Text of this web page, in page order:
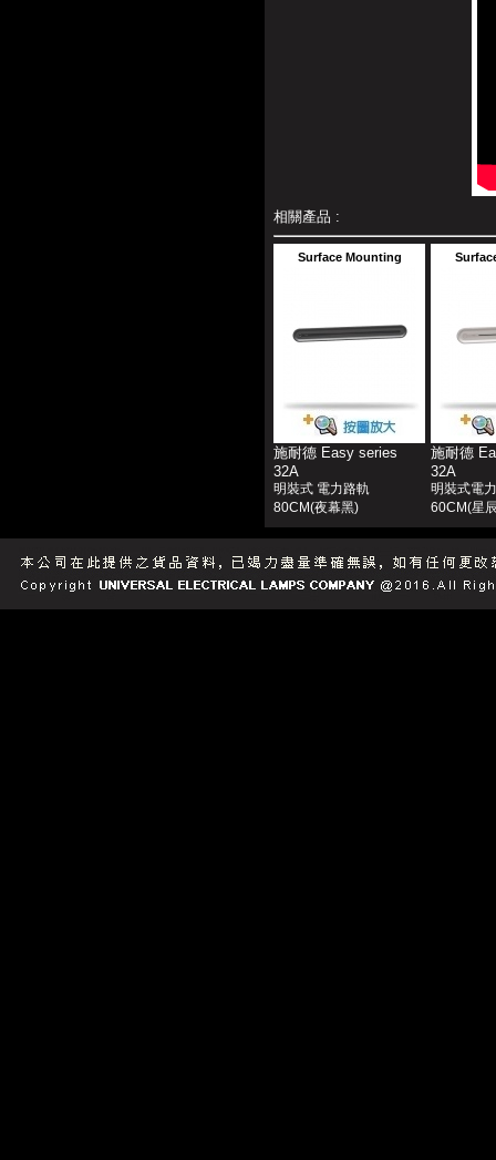
相關產品 :
Surface Mounting
施耐德 Easy series
32A
明裝式 電力路軌
80CM(夜幕黑)
施耐德
32A
明裝式電
60CM(星